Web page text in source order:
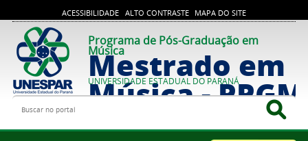
ACESSIBILIDADE ALTO CONTRASTE MAPA DO SITE
Programa de Pós-Graduação em
Música
Mestrado em
Música -
UNIVERSIDADE ESTADUAL DO PARANÁ
Buscar no portal